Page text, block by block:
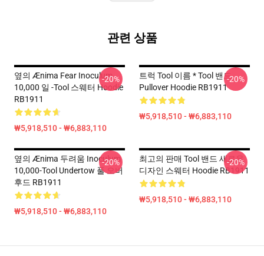
관련 상품
옆의 Ænima Fear Inoculum
10,000 일 -tool 스웨터 Hoodie
RB1911
₩5,918,510 - ₩6,883,110
-20%
트럭 Tool 이름 * Tool 밴드,
Pullover Hoodie RB1911
₩5,918,510 - ₩6,883,110
-20%
옆의 Ænima 두려움 Inoculum
10,000-Tool Undertow 풀 오버
후드 RB1911
₩5,918,510 - ₩6,883,110
-20%
최고의 판매 Tool 밴드 새로운
디자인 스웨터 Hoodie RB1911
₩5,918,510 - ₩6,883,110
-20%